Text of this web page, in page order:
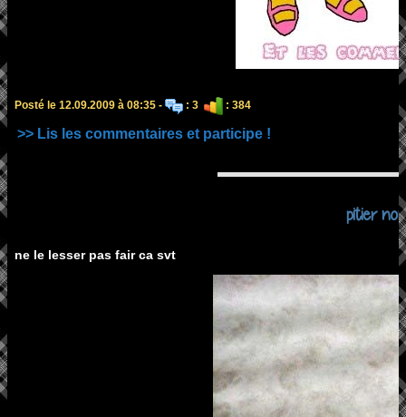
Posté le 12.09.2009 à 08:35 - : 3 : 384
>> Lis les commentaires et participe !
pitier non
ne le lesser pas fair ca svt